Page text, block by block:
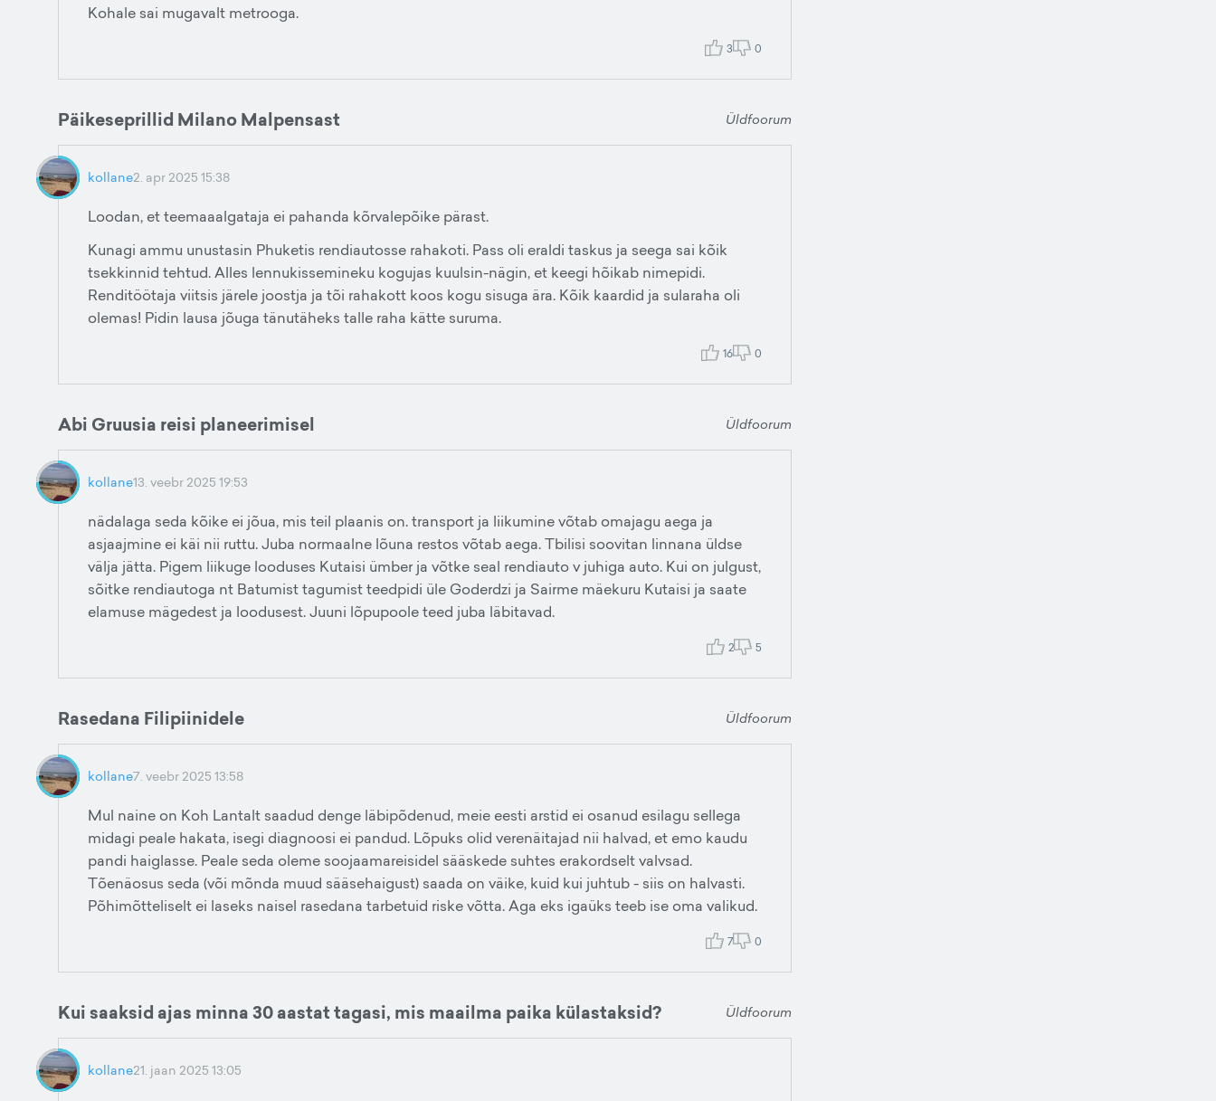
Kohale sai mugavalt metrooga.
3 0
Päikeseprillid Milano Malpensast Üldfoorum
kollane2. apr 2025 15:38
Loodan, et teemaaalgataja ei pahanda kõrvalepõike pärast.
Kunagi ammu unustasin Phuketis rendiautosse rahakoti. Pass oli eraldi taskus ja seega sai kõik
tsekkinnid tehtud. Alles lennukissemineku kogujas kuulsin-nägin, et keegi hõikab nimepidi.
Renditöötaja viitsis järele joostja ja tõi rahakott koos kogu sisuga ära. Kõik kaardid ja sularaha oli
olemas! Pidin lausa jõuga tänutäheks talle raha kätte suruma.
16 0
Abi Gruusia reisi planeerimisel Üldfoorum
kollane13. veebr 2025 19:53
nädalaga seda kõike ei jõua, mis teil plaanis on. transport ja liikumine võtab omajagu aega ja
asjaajmine ei käi nii ruttu. Juba normaalne lõuna restos võtab aega. Tbilisi soovitan linnana üldse
välja jätta. Pigem liikuge looduses Kutaisi ümber ja võtke seal rendiauto v juhiga auto. Kui on julgust,
sõitke rendiautoga nt Batumist tagumist teedpidi üle Goderdzi ja Sairme mäekuru Kutaisi ja saate
elamuse mägedest ja loodusest. Juuni lõpupoole teed juba läbitavad.
2 5
Rasedana Filipiinidele Üldfoorum
kollane7. veebr 2025 13:58
Mul naine on Koh Lantalt saadud denge läbipõdenud, meie eesti arstid ei osanud esilagu sellega
midagi peale hakata, isegi diagnoosi ei pandud. Lõpuks olid verenäitajad nii halvad, et emo kaudu
pandi haiglasse. Peale seda oleme soojaamareisidel sääskede suhtes erakordselt valvsad.
Tõenäosus seda (või mõnda muud sääsehaigust) saada on väike, kuid kui juhtub - siis on halvasti.
Põhimõtteliselt ei laseks naisel rasedana tarbetuid riske võtta. Aga eks igaüks teeb ise oma valikud.
7 0
Kui saaksid ajas minna 30 aastat tagasi, mis maailma paika külastaksid? Üldfoorum
kollane21. jaan 2025 13:05